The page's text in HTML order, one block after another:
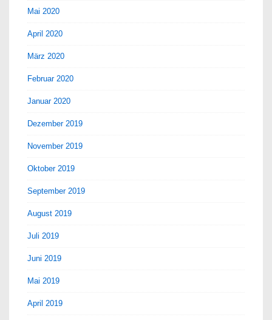
Mai 2020
April 2020
März 2020
Februar 2020
Januar 2020
Dezember 2019
November 2019
Oktober 2019
September 2019
August 2019
Juli 2019
Juni 2019
Mai 2019
April 2019